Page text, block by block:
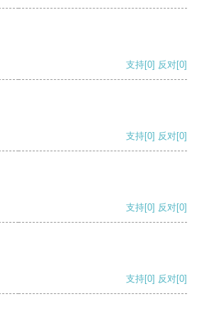
支持[0] 反对[0]
支持[0] 反对[0]
支持[0] 反对[0]
支持[0] 反对[0]